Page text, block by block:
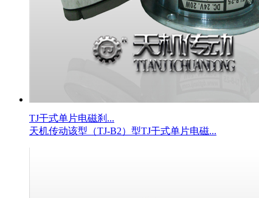
TJ干式单片电磁刹...
天机传动该型（TJ-B2）型TJ干式单片电磁...